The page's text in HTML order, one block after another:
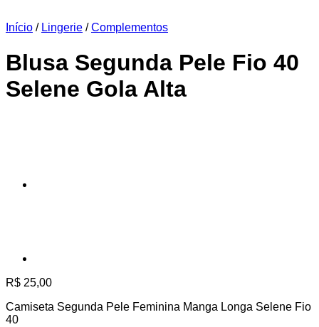
Início / Lingerie / Complementos
Blusa Segunda Pele Fio 40
Selene Gola Alta
R$ 25,00
Camiseta Segunda Pele Feminina Manga Longa Selene Fio
40